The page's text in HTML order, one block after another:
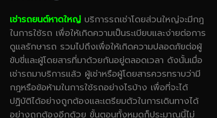
เช่ารถยนต์หาดใหญ่ บริการรถเช่าโดยส่วนใหญ่จะมีกฎ
ในการใช้รถ เพื่อให้เกิดความเป็นระเบียบและง่ายต่อการ
ดูแลรักษารถ รวมไปถึงเพื่อให้เกิดความปลอดภัยต่อผู้
ขับขี่และผู้โดยสารที่มาด้วยกันอยู่ตลอดเวลา ดังนั้นเมื่อ
เช่ารถมาบริการแล้ว ผู้เช่าหรือผู้โดยสารควรทราบว่ามี
กฎหรือข้อห้ามในการใช้รถอย่างไรบ้าง เพื่อที่จะได้
ปฏิบัติได้อย่างถูกต้องและเตรียมตัวในการเดินทางได้
อย่างถูกต้องอีกด้วย ขั้นตอนทั้งหมดก็ประมาณนี้ไม่